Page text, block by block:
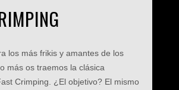
los más frikis y amantes de los
más os traemos la clásica
Crimping. ¿El objetivo? El mismo